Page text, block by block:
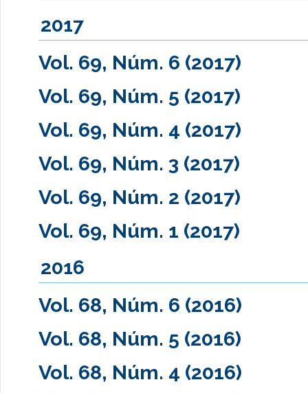
2017
Vol. 69, Núm. 6 (2017)
Vol. 69, Núm. 5 (2017)
Vol. 69, Núm. 4 (2017)
Vol. 69, Núm. 3 (2017)
Vol. 69, Núm. 2 (2017)
Vol. 69, Núm. 1 (2017)
2016
Vol. 68, Núm. 6 (2016)
Vol. 68, Núm. 5 (2016)
Vol. 68, Núm. 4 (2016)